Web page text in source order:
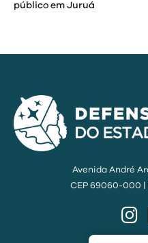
público em Juruá
Avenida André
CEP 69060-000 |